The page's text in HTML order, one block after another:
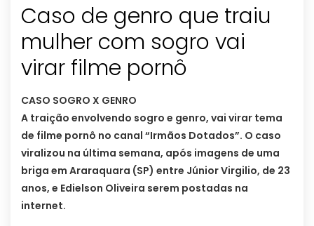
Caso de genro que traiu
mulher com sogro vai
virar filme pornô
CASO SOGRO X GENRO
A traição envolvendo sogro e genro, vai virar tema
de filme pornô no canal “Irmãos Dotados”. O caso
viralizou na última semana, após imagens de uma
briga em Araraquara (SP) entre Júnior Virgilio, de 23
anos, e Edielson Oliveira serem postadas na
internet.